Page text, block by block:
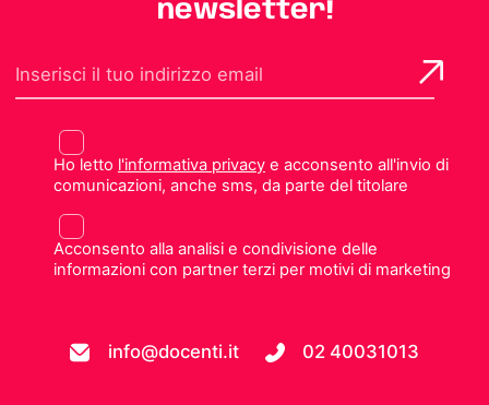
newsletter!
Ho letto l'informativa privacye acconsento all'invio di
comunicazioni, anche sms, da parte del titolare
Acconsento alla analisi e condivisione delle
informazioni con partner terzi per motivi di marketing
info@docenti.it 02 40031013